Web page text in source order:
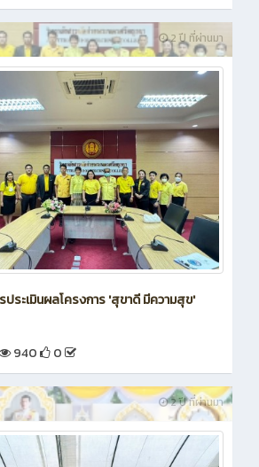
2 ปี ที่ผ่านมา
รประเมินผลโครงการ 'สุขาดี มีความสุข'
940 0
2 ปี ที่ผ่านมา